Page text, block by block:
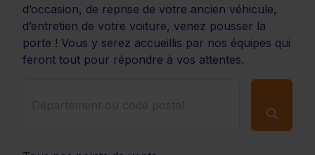
d’occasion, de reprise de votre ancien véhicule,
d’entretien de votre voiture, venez pousser la
porte ! Vous y serez accueillis par nos équipes qui
feront tout pour répondre à vos attentes.